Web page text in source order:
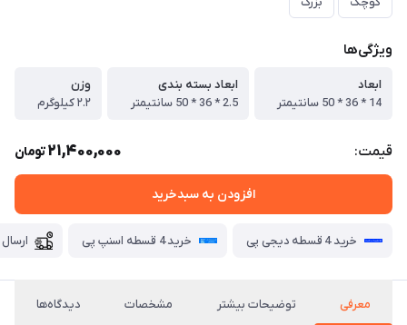
ویژگی‌ها
ابعاد
14 * 36 * 50 سانتیمتر
ابعاد بسته بندی
2.5 * 36 * 50 سانتیمتر
وزن
۲.۲ کیلوگرم
قیمت: 21,400,000تومان
افزودن به سبدخرید
خرید 4 قسطه دیجی پی خرید 4 قسطه اسنپ پی
معرفی توضیحات بیشتر مشخصات دیدگاه‌ها